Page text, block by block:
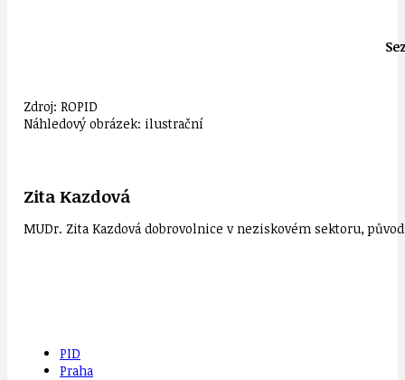
Zdroj: ROPID
Náhledový obrázek: ilustrační
Zita Kazdová
MUDr. Zita Kazdová dobrovolnice v neziskovém sektoru,
PID
Praha